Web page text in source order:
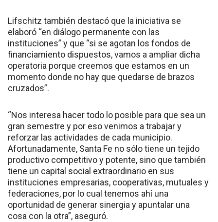
Lifschitz también destacó que la iniciativa se
elaboró “en diálogo permanente con las
instituciones” y que “si se agotan los fondos de
financiamiento dispuestos, vamos a ampliar dicha
operatoria porque creemos que estamos en un
momento donde no hay que quedarse de brazos
cruzados”.
“Nos interesa hacer todo lo posible para que sea un
gran semestre y por eso venimos a trabajar y
reforzar las actividades de cada municipio.
Afortunadamente, Santa Fe no sólo tiene un tejido
productivo competitivo y potente, sino que también
tiene un capital social extraordinario en sus
instituciones empresarias, cooperativas, mutuales y
federaciones, por lo cual tenemos ahí una
oportunidad de generar sinergia y apuntalar una
cosa con la otra”, aseguró.